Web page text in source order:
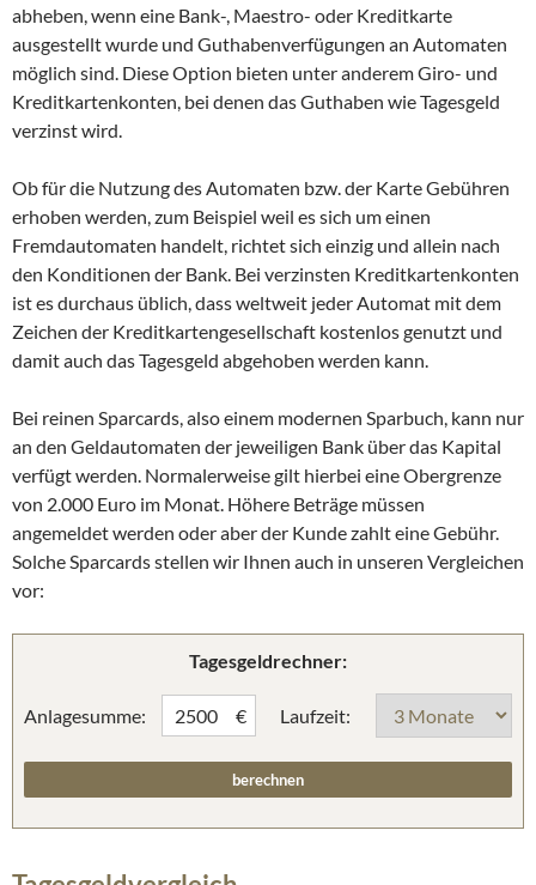
abheben, wenn eine Bank-, Maestro- oder Kreditkarte
ausgestellt wurde und Guthabenverfügungen an Automaten
möglich sind. Diese Option bieten unter anderem Giro- und
Kreditkartenkonten, bei denen das Guthaben wie Tagesgeld
verzinst wird.
Ob für die Nutzung des Automaten bzw. der Karte Gebühren
erhoben werden, zum Beispiel weil es sich um einen
Fremdautomaten handelt, richtet sich einzig und allein nach
den Konditionen der Bank. Bei verzinsten Kreditkartenkonten
ist es durchaus üblich, dass weltweit jeder Automat mit dem
Zeichen der Kreditkartengesellschaft kostenlos genutzt und
damit auch das Tagesgeld abgehoben werden kann.
Bei reinen Sparcards, also einem modernen Sparbuch, kann nur
an den Geldautomaten der jeweiligen Bank über das Kapital
verfügt werden. Normalerweise gilt hierbei eine Obergrenze
von 2.000 Euro im Monat. Höhere Beträge müssen
angemeldet werden oder aber der Kunde zahlt eine Gebühr.
Solche Sparcards stellen wir Ihnen auch in unseren Vergleichen
vor:
Tagesgeldrechner:
Anlagesumme: € Laufzeit: